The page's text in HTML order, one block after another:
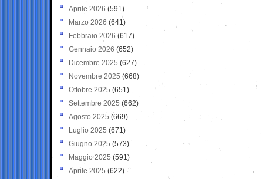
Aprile 2026 (591)
Marzo 2026 (641)
Febbraio 2026 (617)
Gennaio 2026 (652)
Dicembre 2025 (627)
Novembre 2025 (668)
Ottobre 2025 (651)
Settembre 2025 (662)
Agosto 2025 (669)
Luglio 2025 (671)
Giugno 2025 (573)
Maggio 2025 (591)
Aprile 2025 (622)